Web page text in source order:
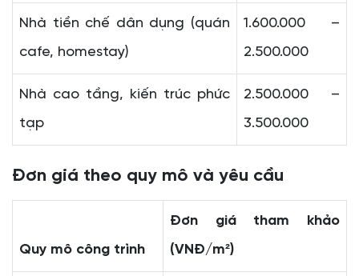
Nhà tiền chế dân dụng (quán
cafe, homestay)
1.600.000 –
2.500.000
Nhà cao tầng, kiến trúc phức
tạp
2.500.000 –
3.500.000
Đơn giá theo quy mô và yêu cầu
Quy mô công trình
Đơn giá tham khảo
(VNĐ/m²)